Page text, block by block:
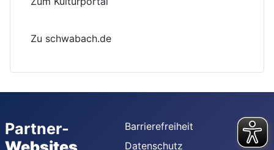
Zu schwabach.de
Partner-
Barrierefreiheit
Datenschutz